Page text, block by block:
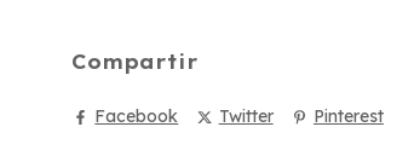
Compartir
Facebook Twitter Pinterest